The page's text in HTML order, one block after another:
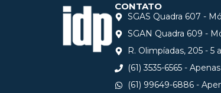
CONTATO
SGAS Quadra 607 -
SGAN Quadra 609 -
R. Olimpíadas, 205 - 5
(61) 3535-6565 -
(61) 99649-6886 -